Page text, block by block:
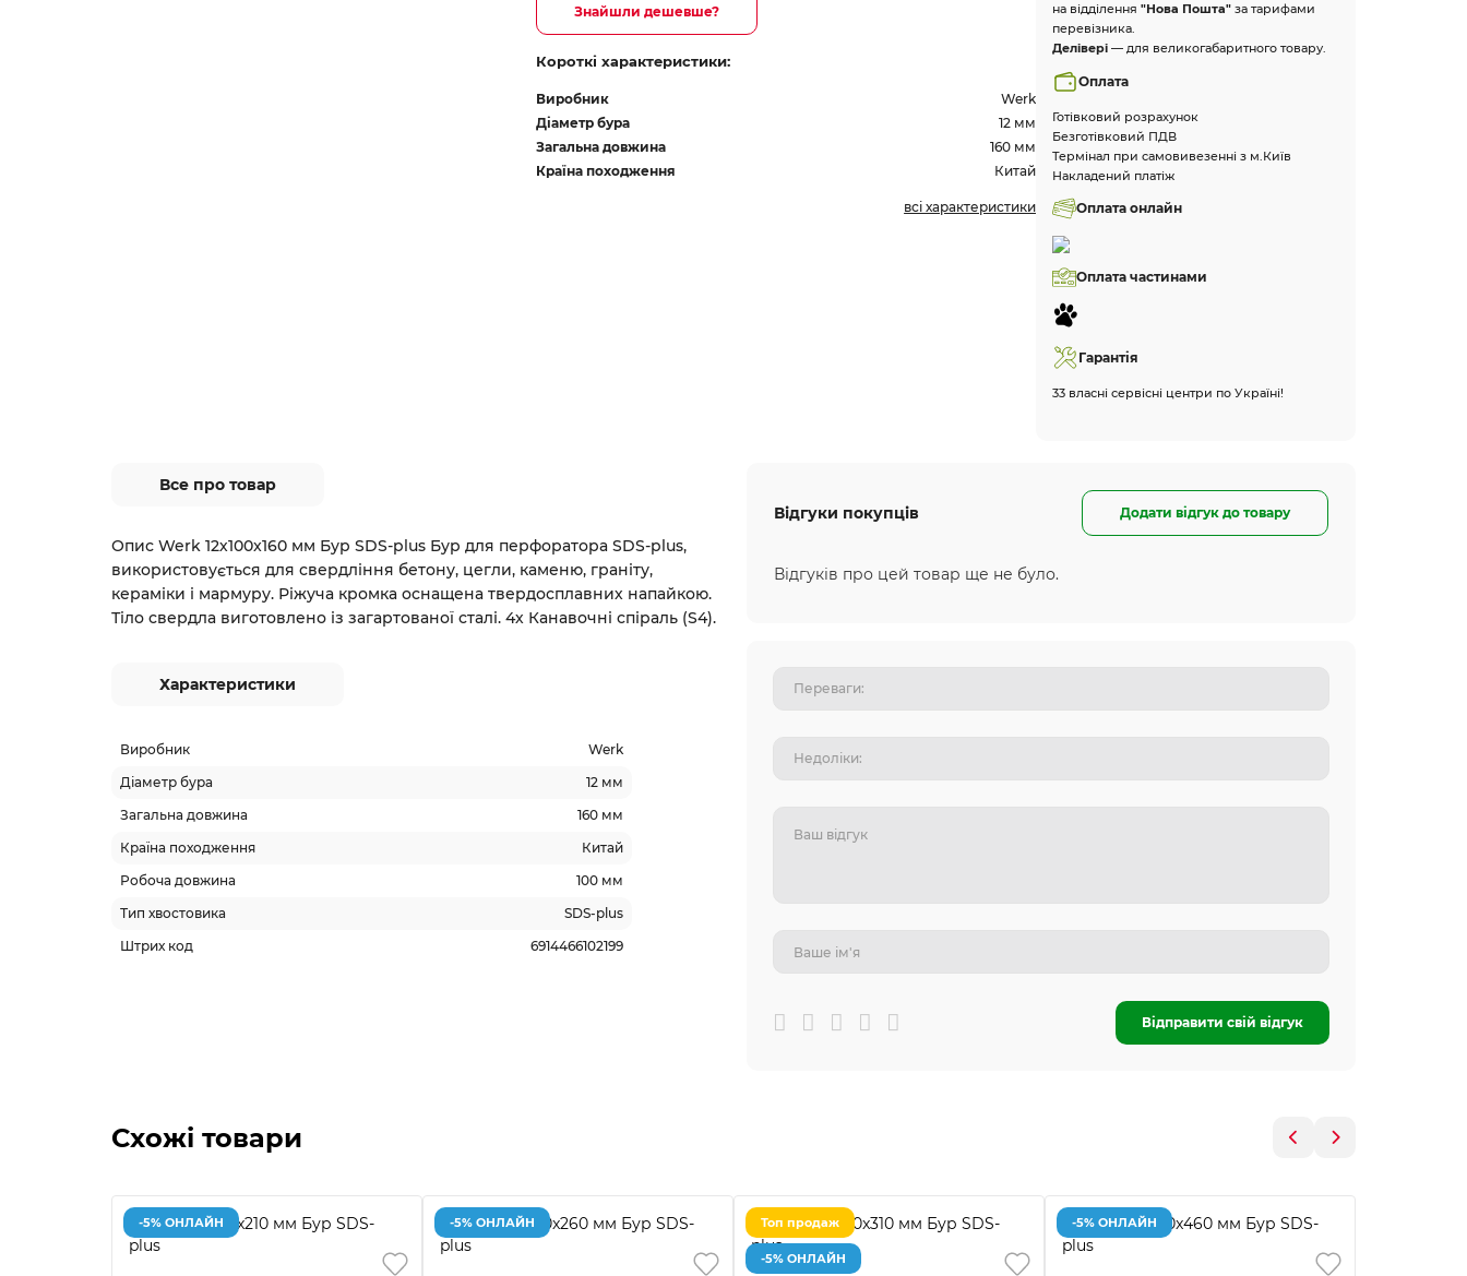
Знайшли дешевше?
Короткі характеристики:
Виробник
Werk
Діаметр бура
12 мм
Загальна довжина
160 мм
Країна походження
Китай
всі характеристики
на відділення"Нова Пошта"за тарифами
перевізника.
Делівері — для великогабаритного товару.
Оплата
Готівковий розрахунок
Безготівковий ПДВ
Термінал при самовивезенні з м.Київ
Накладений платіж
Оплата онлайн
Оплата частинами
Гарантія
33 власні сервісні центри по Україні!
Все про товар
Опис Werk 12х100x160 мм Бур SDS-plus Бур для перфоратора SDS-plus,
використовується для свердління бетону, цегли, каменю, граніту,
кераміки і мармуру. Ріжуча кромка оснащена твердосплавних напайкою.
Тіло свердла виготовлено із загартованої сталі. 4х Канавочні спіраль (S4).
Характеристики
Виробник
Werk
Діаметр бура
12 мм
Загальна довжина
160 мм
Країна походження
Китай
Робоча довжина
100 мм
Тип хвостовика
SDS-plus
Штрих код
6914466102199
Відгуки покупців Додати відгук до товару
Відгуків про цей товар ще не було.
Відправити свій відгук
Схожі товари
-5% ОНЛАЙН -5% ОНЛАЙН Топ продаж
-5% ОНЛАЙН
-5% ОНЛАЙН